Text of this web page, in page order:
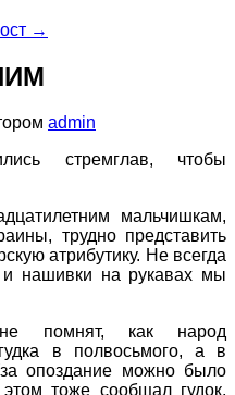
→
admin
стремглав, чтобы
мальчишкам,
трудно представить
атрибутику. Не всегда
и нашивки на рукавах мы
помнят, как народ
в полвосьмого, а в
опоздание можно было
тоже сообщал гудок,